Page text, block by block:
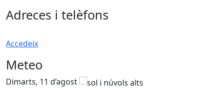
Adreces i telèfons
Accedeix
Meteo
Dimarts, 11 d’agost